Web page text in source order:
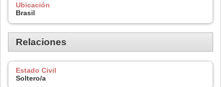
Ubicación
Brasil
Relaciones
Estado Civil
Soltero/a